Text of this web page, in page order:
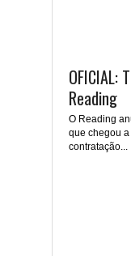
OFICIAL:
Reading
O Reading
que chegou
contratação...